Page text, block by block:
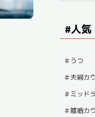
#人気
うつ
夫婦カ
ミッド
離婚カ